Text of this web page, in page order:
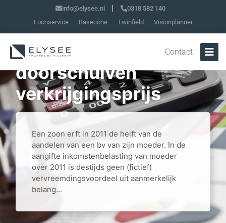
info@elysee.nl
0318 582 140
Loonservice
Basecone Twinfield Visionplanner
Contact
Aangifte is impliciet
verzoek om
doorschuiven
verkrijgingsprijs
Een zoon erft in 2011 de helft van de
aandelen van een bv van zijn moeder. In de
aangifte inkomstenbelasting van moeder
over 2011 is destijds geen (fictief)
vervreemdingsvoordeel uit aanmerkelijk
belang...